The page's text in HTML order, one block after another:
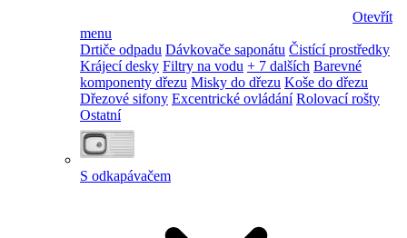
Otevřít
menu
Drtiče odpadu Dávkovače saponátu Čistící prostředky
Krájecí desky Filtry na vodu + 7 dalších Barevné
komponenty dřezu Misky do dřezu Koše do dřezu
Dřezové sifony Excentrické ovládání Rolovací rošty
Ostatní
S odkapávačem